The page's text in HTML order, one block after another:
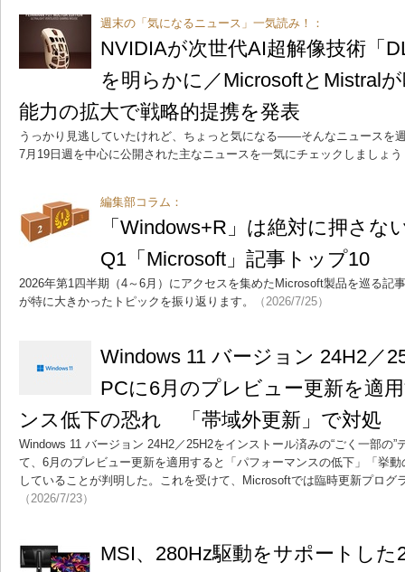
週末の「気になるニュース」一気読み！：
NVIDIAが次世代AI超解像技術「
を明らかに／MicrosoftとMistral
能力の拡大で戦略的提携を発表
うっかり見逃していたけれど、ちょっと気になる――そんなニュースを
7月19日週を中心に公開された主なニュースを一気にチェックしましょう
編集部コラム：
「Windows+R」は絶対に押さ
Q1「Microsoft」記事トップ10
2026年第1四半期（4～6月）にアクセスを集めたMicrosoft製品を巡る記
が特に大きかったトピックを振り返ります。
（2026/7/25）
Windows 11 バージョン 24H2／
PCに6月のプレビュー更新を適
ンス低下の恐れ 「帯域外更新」で対処
Windows 11 バージョン 24H2／25H2をインストール済みの“ごく一部の
て、6月のプレビュー更新を適用すると「パフォーマンスの低下」「挙
していることが判明した。これを受けて、Microsoftでは臨時更新プログ
（2026/7/23）
MSI、280Hz駆動をサポートした